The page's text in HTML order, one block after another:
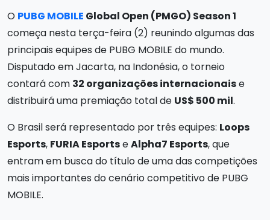
O PUBG MOBILE Global Open (PMGO) Season 1
começa nesta terça-feira (2) reunindo algumas das
principais equipes de PUBG MOBILE do mundo.
Disputado em Jacarta, na Indonésia, o torneio
contará com 32 organizações internacionaise
distribuirá uma premiação total de US$ 500 mil.
O Brasil será representado por três equipes: Loops
Esports, FURIA EsportseAlpha7 Esports, que
entram em busca do título de uma das competições
mais importantes do cenário competitivo de PUBG
MOBILE.